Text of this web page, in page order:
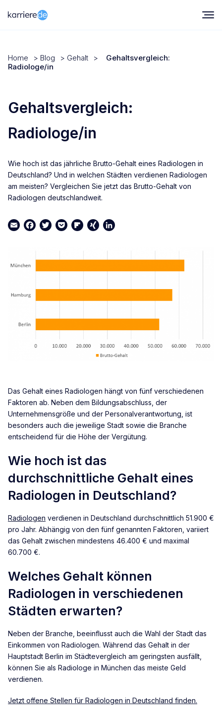
Home > Blog > Gehalt >
Gehaltsvergleich:
Radiologe/in
Gehaltsvergleich:
Radiologe/in
Wie hoch ist das jährliche Brutto-Gehalt eines Radiologen in
Deutschland? Und in welchen Städten verdienen Radiologen
am meisten? Vergleichen Sie jetzt das Brutto-Gehalt von
Radiologen deutschlandweit.
EmailFacebook
TwitterPocketFlipboard
XINGLinkedIn
Das Gehalt eines Radiologen hängt von fünf verschiedenen
Faktoren ab. Neben dem Bildungsabschluss, der
Unternehmensgröße und der Personalverantwortung, ist
besonders auch die jeweilige Stadt sowie die Branche
entscheidend für die Höhe der Vergütung.
Wie hoch ist das
durchschnittliche Gehalt eines
Radiologen in Deutschland?
Radiologen verdienen in Deutschland durchschnittlich 51.900 €
pro Jahr. Abhängig von den fünf genannten Faktoren, variiert
das Gehalt zwischen mindestens 46.400 € und maximal
60.700 €.
Welches Gehalt können
Radiologen in verschiedenen
Städten erwarten?
Neben der Branche, beeinflusst auch die Wahl der Stadt das
Einkommen von Radiologen. Während das Gehalt in der
Hauptstadt Berlin im Städtevergleich am geringsten ausfällt,
können Sie als Radiologe in München das meiste Geld
verdienen.
Jetzt offene Stellen für Radiologen in Deutschland finden.